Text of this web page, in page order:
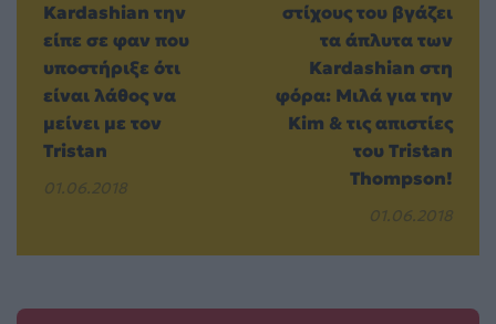
Kardashian την
είπε σε φαν που
υποστήριξε ότι
είναι λάθος να
μείνει με τον
Tristan
01.06.2018
στίχους του βγάζει
τα άπλυτα των
Kardashian στη
φόρα: Μιλά για την
Kim & τις απιστίες
του Tristan
Thompson!
01.06.2018